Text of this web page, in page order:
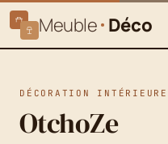
Meuble Déco
DÉCORATION INTÉRIEURE
OtchoZe